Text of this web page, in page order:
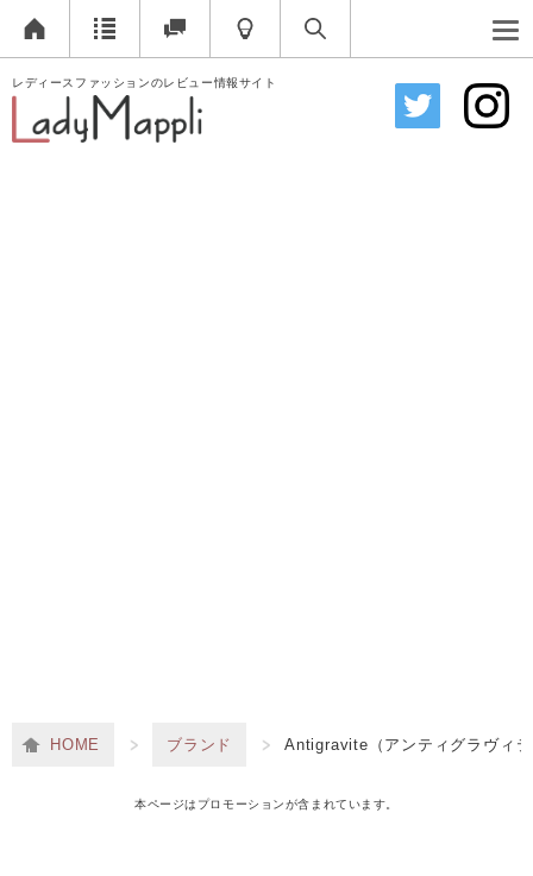
レディースファッションのレビュー情報サイト
HOME ブランド Antigravite（アンティグラヴィ
本ページはプロモーションが含まれています。